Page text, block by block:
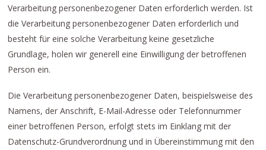
Verarbeitung personenbezogener Daten erforderlich werden. Ist
die Verarbeitung personenbezogener Daten erforderlich und
besteht für eine solche Verarbeitung keine gesetzliche
Grundlage, holen wir generell eine Einwilligung der betroffenen
Person ein.
Die Verarbeitung personenbezogener Daten, beispielsweise des
Namens, der Anschrift, E-Mail-Adresse oder Telefonnummer
einer betroffenen Person, erfolgt stets im Einklang mit der
Datenschutz-Grundverordnung und in Übereinstimmung mit den